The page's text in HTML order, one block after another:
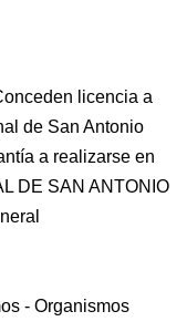
licencia a
de San Antonio
a realizarse en
DE SAN ANTONIO
- Organismos